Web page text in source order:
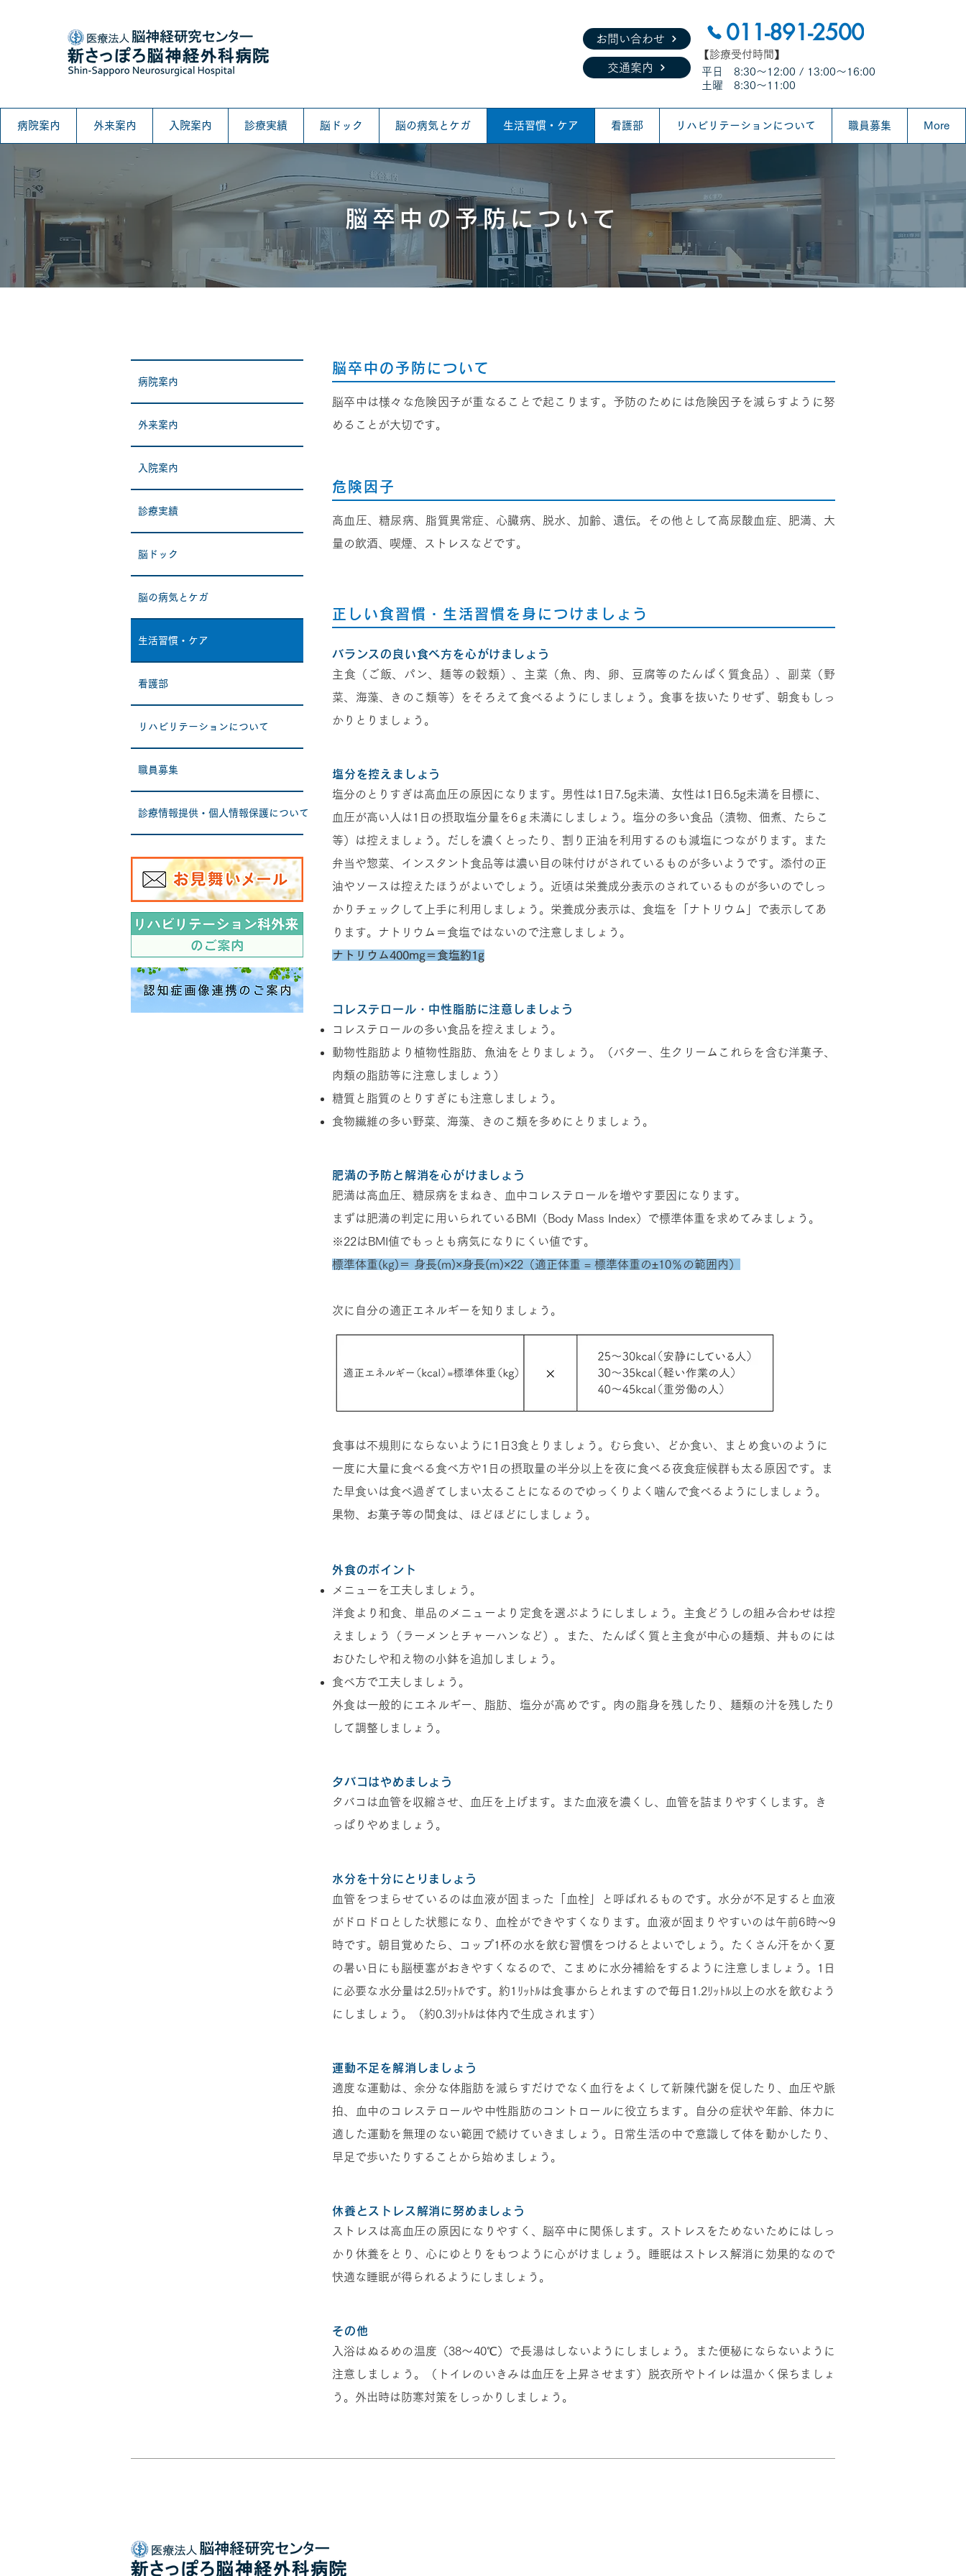
お問い合わせ
交通案内
011-891-2500
​【診療受付時間】
平日 8:30～12:00 / 13:00～16:00
土曜 8:30～11:00
病院案内 外来案内 入院案内 診療実績 脳ドック 脳の病気とケガ 生活習慣・ケア 看護部 リハビリテーションについて 職員募集 More
脳卒中の予防について
病院案内
外来案内
入院案内
診療実績
脳ドック
脳の病気とケガ
生活習慣・ケア
看護部
リハビリテーションについて
職員募集
診療情報提供・個人情報保護について
脳卒中の予防について
脳卒中は様々な危険因子が重なることで起こります。予防のためには危険因子を減らすように努
めることが大切です。
危険因子
高血圧、糖尿病、脂質異常症、心臓病、脱水、加齢、遺伝。その他として高尿酸血症、肥満、大
量の飲酒、喫煙、ストレスなどです。
正しい食習慣・生活習慣を身につけましょう
バランスの良い食べ方を心がけましょう
主食（ご飯、パン、麺等の穀類）、主菜（魚、肉、卵、豆腐等のたんぱく質食品）、副菜（野
菜、海藻、きのこ類等）をそろえて食べるようにしましょう。食事を抜いたりせず、朝食もしっ
かりとりましょう。
塩分を控えましょう
塩分のとりすぎは高血圧の原因になります。男性は1日7.5g未満、女性は1日6.5g未満を目標に、
血圧が高い人は1日の摂取塩分量を6ｇ未満にしましょう。塩分の多い食品（漬物、佃煮、たらこ
等）は控えましょう。だしを濃くとったり、割り正油を利用するのも減塩につながります。また
弁当や惣菜、インスタント食品等は濃い目の味付けがされているものが多いようです。添付の正
油やソースは控えたほうがよいでしょう。近頃は栄養成分表示のされているものが多いのでしっ
かりチェックして上手に利用しましょう。栄養成分表示は、食塩を「ナトリウム」で表示してあ
ります。ナトリウム＝食塩ではないので注意しましょう。
ナトリウム400mg＝食塩約1g
コレステロール・中性脂肪に注意しましょう
コレステロールの多い食品を控えましょう。
動物性脂肪より植物性脂肪、魚油をとりましょう。（バター、生クリームこれらを含む洋菓子、
肉類の脂肪等に注意しましょう）
糖質と脂質のとりすぎにも注意しましょう。
食物繊維の多い野菜、海藻、きのこ類を多めにとりましょう。
肥満の予防と解消を心がけましょう
肥満は高血圧、糖尿病をまねき、血中コレステロールを増やす要因になります。
まずは肥満の判定に用いられているBMI（Body Mass Index）で標準体重を求めてみま しょう 。
※22はBMI値でもっとも病気になりにくい値です。
標準体重(kg)＝ 身長(m)×身長(m)×22（適正体重 = 標準体重の±10％の範囲内）
次に自分の適正エネルギーを知りましょう。
食事は不規則にならないように1日3食とりましょう。むら食い、どか食い、まとめ食いのように
一度に大量に食べる食べ方や1日の摂取量の半分以上を夜に食べる夜食症候群も太る原因です。ま
た早食いは食べ過ぎてしまい太ることになるのでゆっくりよく噛んで食べるようにしましょう。
果物、お菓子等の間食は、ほどほどにしましょう。
外食のポイント
メニューを工夫しましょう。
洋食より和食、単品のメニューより定食を選ぶようにしましょう。主食どうしの組み合わせは控
えましょう（ラーメンとチャーハンなど）。また、たんぱく質と主食が中心の麺類、丼ものには
おひたしや和え物の小鉢を追加しましょう。
食べ方で工夫しましょう。
外食は一般的にエネルギー、脂肪、塩分が高めです。肉の脂身を残したり、麺類の汁を残したり
して調整しましょう。
タバコはやめましょう
タバコは血管を収縮させ、血圧を上げます。また血液を濃くし、血管を詰まりやすくします。き
っぱりやめましょう。
水分を十分にとりましょう
血管をつまらせているのは血液が固まった「血栓」と呼ばれるものです。水分が不足すると血液
がドロドロとした状態になり、血栓ができやすくなります。血液が固まりやすいのは午前6時～9
時です。朝目覚めたら、コップ1杯の水を飲む習慣をつけるとよいでしょう。たくさん汗をかく夏
の暑い日にも脳梗塞がおきやすくなるので、こまめに水分補給をするように注意しましょう。1日
に必要な水分量は2.5ﾘｯﾄﾙです。約1ﾘｯﾄﾙは食事からとれますので毎日1.2ﾘｯﾄﾙ以上の水を飲むよう
にしましょう。（約0.3ﾘｯﾄﾙは体内で生成されます）
運動不足を解消しましょう
適度な運動は、余分な体脂肪を減らすだけでなく血行をよくして新陳代謝を促したり、血圧や脈
拍、血中のコレステロールや中性脂肪のコントロールに役立ちます。自分の症状や年齢、体力に
適した運動を無理のない範囲で続けていきましょう。日常生活の中で意識して体を動かしたり、
早足で歩いたりすることから始めましょう。
休養とストレス解消に努めましょう
ストレスは高血圧の原因になりやすく、脳卒中に関係します。ストレスをためないためにはしっ
かり休養をとり、心にゆとりをもつように心がけましょう。睡眠はストレス解消に効果的なので
快適な睡眠が得られるようにしましょう。
その他
入浴はぬるめの温度（38～40℃）で長湯はしないようにしましょう。また便秘にならないように
注意しましょう。（トイレのいきみは血圧を上昇させます）脱衣所やトイレは温かく保ちましょ
う。外出時は防寒対策をしっかりしましょう。